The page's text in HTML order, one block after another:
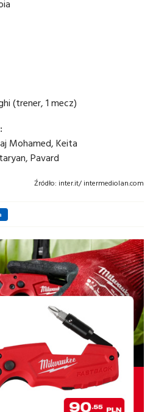
(trener, 1 mecz)
Mohamed, Keita
Pavard
Źródło: inter.it/ intermediolan.com